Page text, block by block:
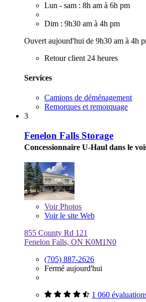
Lun - sam : 8h am à 6h pm
Dim : 9h30 am à 4h pm
Ouvert aujourd'hui de 9h30 am à 4h
Retour client 24 heures
Services
Camions de déménagement
Remorques et remorquage
3
Fenelon Falls Storage
Concessionnaire U-Haul dans le
VoirPhotos
Voir le site Web
855 County Rd 121
Fenelon Falls, ON K0M1N0
(705) 887-2626
Fermé aujourd'hui
1 060